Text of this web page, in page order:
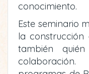
conocimiento.
Este seminario
la construcción
también